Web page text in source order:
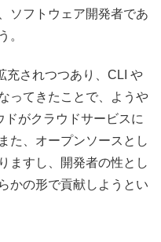
ソフトウェア開発者であ
。
充されつつあり、CLI や
ってきたことで、ようや
ドがクラウドサービスに
た、オープンソースとし
ますし、開発者の性とし
かの形で貢献しようとい